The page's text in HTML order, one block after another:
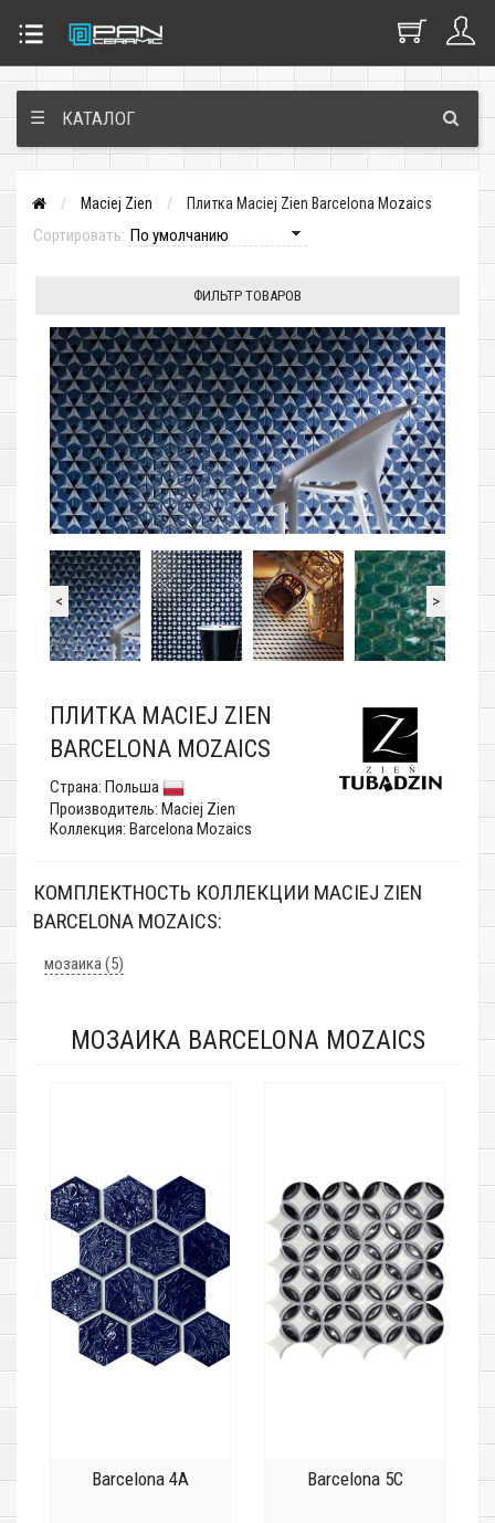
☰ КАТАЛОГ
Maciej Zien Плитка Maciej Zien Barcelona Mozaics
Сортировать:
ФИЛЬТР ТОВАРОВ
< >
ПЛИТКА MACIEJ ZIEN
BARCELONA MOZAICS
Страна: Польша
Производитель: Maciej Zien
Коллекция: Barcelona Mozaics
КОМПЛЕКТНОСТЬ КОЛЛЕКЦИИ MACIEJ ZIEN
BARCELONA MOZAICS:
мозаика (5)
МОЗАИКА BARCELONA MOZAICS
Barcelona 4A Barcelona 5C